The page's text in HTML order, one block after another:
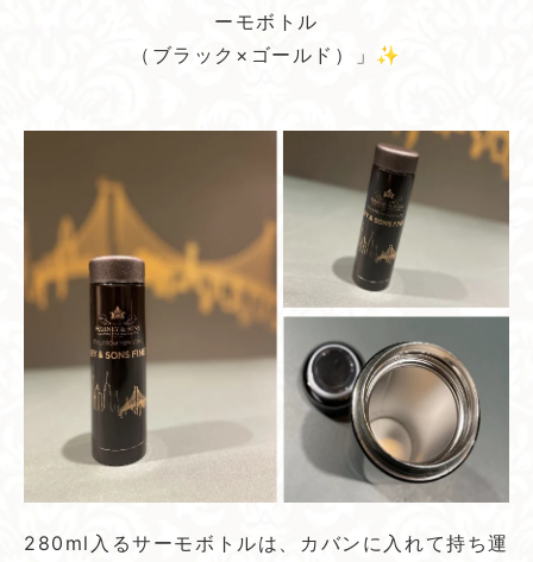
ーモボトル
（ブラック×ゴールド）」✨
280ml入るサーモボトルは、カバンに入れて持ち運